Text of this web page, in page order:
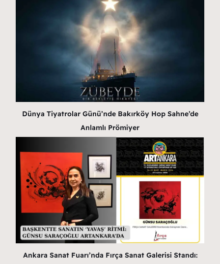
Dünya Tiyatrolar Günü’nde Bakırköy Hop Sahne’de
Anlamlı Prömiyer
Ankara Sanat Fuarı’nda Fırça Sanat Galerisi Standı: